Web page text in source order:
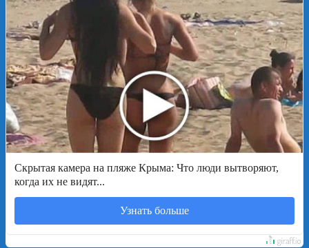
Скрытая камера на пляже Крыма: Что люди вытворяют,
когда их не видят...
Узнать больше